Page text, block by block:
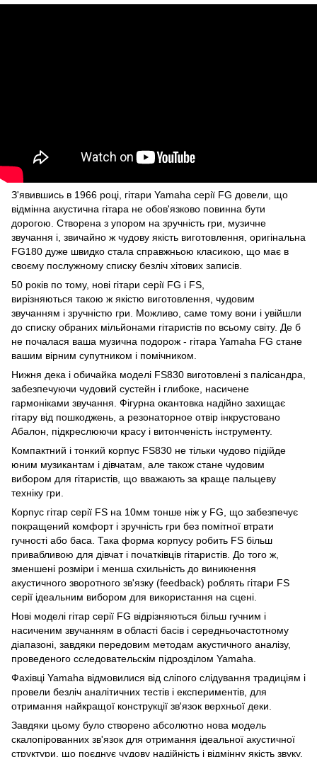
З'явившись в 1966 році, гітари Yamaha серії FG довели, що
відмінна акустична гітара не обов'язково повинна бути
дорогою. Створена з упором на зручність гри, музичне
звучання і, звичайно ж чудову якість виготовлення, оригінальна
FG180 дуже швидко стала справжньою класикою, що має в
своєму послужному списку безліч хітових записів.
50 років по тому, нові гітари серії FG і FS,
вирізняються такою ж якістю виготовлення, чудовим
звучанням і зручністю гри. Можливо, саме тому вони і увійшли
до списку обраних мільйонами гітаристів по всьому світу. Де б
не почалася ваша музична подорож - гітара Yamaha FG стане
вашим вірним супутником і помічником.
Нижня дека і обичайка моделі FS830 виготовлені з палісандра,
забезпечуючи чудовий сустейн і глибоке, насичене
гармоніками звучання. Фігурна окантовка надійно захищає
гітару від пошкоджень, а резонаторное отвір інкрустовано
Абалон, підкреслюючи красу і витонченість інструменту.
Компактний і тонкий корпус FS830 не тільки чудово підійде
юним музикантам і дівчатам, але також стане чудовим
вибором для гітаристів, що вважають за краще пальцеву
техніку гри.
Корпус гітар серії FS на 10мм тонше ніж у FG, що забезпечує
покращений комфорт і зручність гри без помітної втрати
гучності або баса. Така форма корпусу робить FS більш
привабливою для дівчат і початківців гітаристів. До того ж,
зменшені розміри і менша схильність до виникнення
акустичного зворотного зв'язку (feedback) роблять гітари FS
серії ідеальним вибором для використання на сцені.
Нові моделі гітар серії FG відрізняються більш гучним і
насиченим звучанням в області басів і середньочастотному
діапазоні, завдяки передовим методам акустичного аналізу,
проведеного сследовательскім підрозділом Yamaha.
Фахівці Yamaha відмовилися від сліпого слідування традиціям і
провели безліч аналітичних тестів і експериментів, для
отримання найкращої конструкції зв'язок верхньої деки.
Завдяки цьому було створено абсолютно нова модель
скалопірованних зв'язок для отримання ідеальної акустичної
структури, що поєднує чудову надійність і відмінну якість звуку.